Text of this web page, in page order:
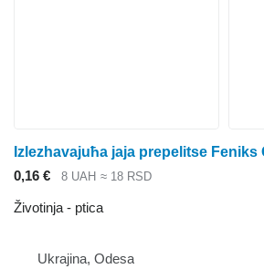
0,16 € 8 UAH ≈ 18 RSD
Životinja - ptica
Ukrajina, Odesa